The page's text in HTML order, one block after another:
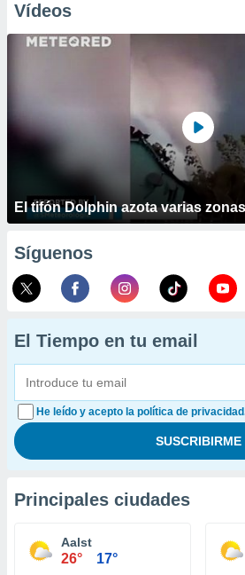
Vídeos
El tifón Dolphin azota varias
Síguenos
El Tiempo en tu email
He leído y acepto la política de
Principales ciudades
Aalst
26° 17°